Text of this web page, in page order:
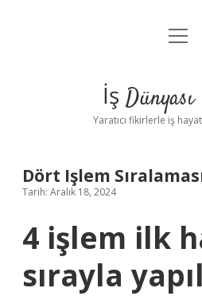
Anasayfa
Yasal
İş Dünyası
Yaratıcı fikirlerle iş
Dört Işlem
Tarih: Aralık 18, 2024
4 işlem ilk
sırayla